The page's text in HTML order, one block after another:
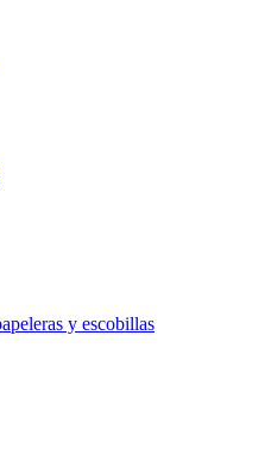
y escobillas